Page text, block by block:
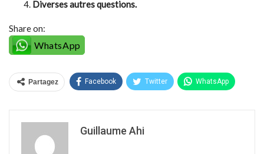
Diverses autres questions.
Share on:
WhatsApp
Partagez Facebook Twitter WhatsApp
Guillaume Ahi